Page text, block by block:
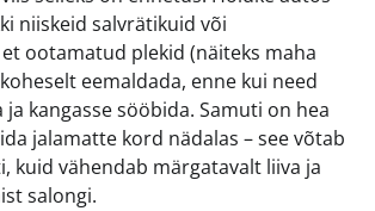
niiskeid salvrätikuid või
ootamatud plekid (näiteks maha
eemaldada, enne kui need
ja kangasse sööbida. Samuti on hea
jalamatte kord nädalas – see võtab
kuid vähendab märgatavalt liiva ja
salongi.